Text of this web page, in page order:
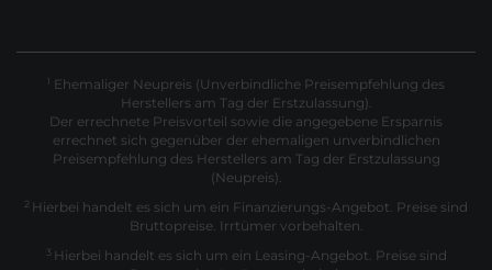
1 Ehemaliger Neupreis (Unverbindliche Preisempfehlung des
Herstellers am Tag der Erstzulassung).
Der errechnete Preisvorteil sowie die angegebene Ersparnis
errechnet sich gegenüber der ehemaligen unverbindlichen
Preisempfehlung des Herstellers am Tag der Erstzulassung
(Neupreis).
2 Hierbei handelt es sich um ein Finanzierungs-Angebot. Preise sind
Bruttopreise. Irrtümer vorbehalten.
3 Hierbei handelt es sich um ein Leasing-Angebot. Preise sind